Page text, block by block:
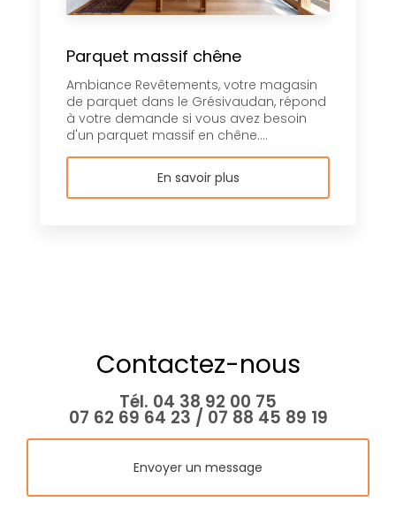
Parquet massif chêne
Ambiance Revêtements, votre magasin
de parquet dans le Grésivaudan, répond
à votre demande si vous avez besoin
d'un parquet massif en chêne....
En savoir plus
Contactez-nous
Tél. 04 38 92 00 75
07 62 69 64 23 / 07 88 45 89 19
Envoyer un message